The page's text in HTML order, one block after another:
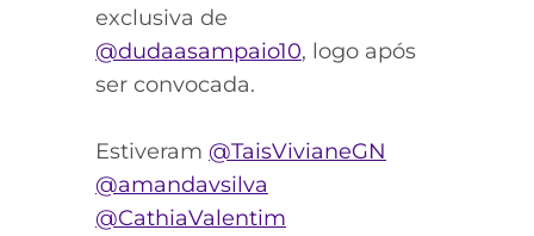
exclusiva de
@dudaasampaio10, logo após
ser convocada.
Estiveram @TaisVivianeGN
@amandavsilva
@CathiaValentim